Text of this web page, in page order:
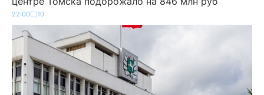
22:00 10